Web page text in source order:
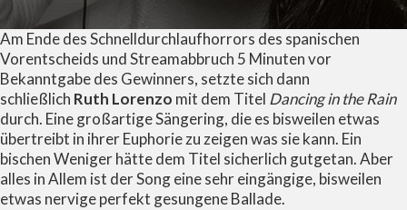
Am Ende des Schnelldurchlaufhorrors des spanischen
Vorentscheids und Streamabbruch 5 Minuten vor
Bekanntgabe des Gewinners, setzte sich dann
schließlich Ruth Lorenzo mit dem Titel Dancing in the Rain
durch. Eine großartige Sängering, die es bisweilen etwas
übertreibt in ihrer Euphorie zu zeigen was sie kann. Ein
bischen Weniger hätte dem Titel sicherlich gutgetan. Aber
alles in Allem ist der Song eine sehr eingängige, bisweilen
etwas nervige perfekt gesungene Ballade.